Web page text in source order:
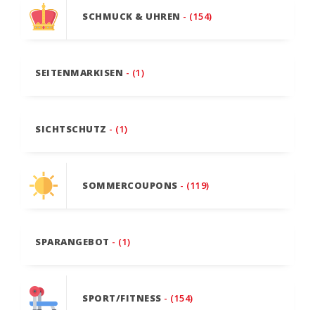
SCHMUCK & UHREN - (154)
SEITENMARKISEN - (1)
SICHTSCHUTZ - (1)
SOMMERCOUPONS - (119)
SPARANGEBOT - (1)
SPORT/FITNESS - (154)